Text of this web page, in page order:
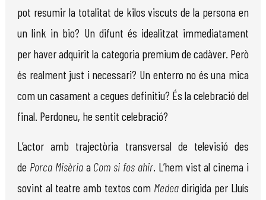
pot resumir la totalitat de kilos viscuts de la persona en
un link in bio? Un difunt és idealitzat immediatament
per haver adquirit la categoria premium de cadàver. Però
és realment just i necessari? Un enterro no és una mica
com un casament a cegues definitiu? És la celebració del
final. Perdoneu, he sentit celebració?
L’actor amb trajectòria transversal de televisió des
de Porca Misèriaa Com si fos ahir. L’hem vist al cinema i
sovint al teatre amb textos com Medea dirigida per Lluís